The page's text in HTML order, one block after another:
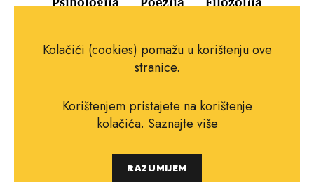
Uvjeti korištenja
Pravila o kolačićima
Impressum
Copyright © 2010.-2021. najboljeknjige.com.
Kolačići (cookies) pomažu u korištenju ove
stranice.
Korištenjem pristajete na korištenje
kolačića. Saznajte više
RAZUMIJEM